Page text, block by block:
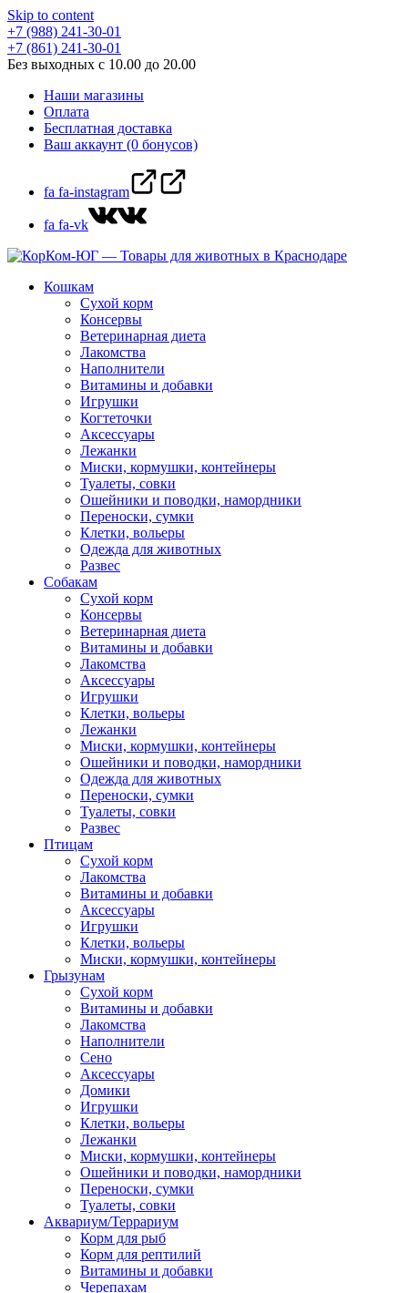
Skip to content
+7 (988) 241-30-01
+7 (861) 241-30-01
Без выходных с 10.00 до 20.00
Наши магазины
Оплата
Бесплатная доставка
Ваш аккаунт (0 бонусов)
fa fa-instagram
fa fa-vk
Кошкам
Сухой корм
Консервы
Ветеринарная диета
Лакомства
Наполнители
Витамины и добавки
Игрушки
Когтеточки
Аксессуары
Лежанки
Миски, кормушки, контейнеры
Туалеты, совки
Ошейники и поводки, намордники
Переноски, сумки
Клетки, вольеры
Одежда для животных
Развес
Собакам
Сухой корм
Консервы
Ветеринарная диета
Витамины и добавки
Лакомства
Аксессуары
Игрушки
Клетки, вольеры
Лежанки
Миски, кормушки, контейнеры
Ошейники и поводки, намордники
Одежда для животных
Переноски, сумки
Туалеты, совки
Развес
Птицам
Сухой корм
Лакомства
Витамины и добавки
Аксессуары
Игрушки
Клетки, вольеры
Миски, кормушки, контейнеры
Грызунам
Сухой корм
Витамины и добавки
Лакомства
Наполнители
Сено
Аксессуары
Домики
Игрушки
Клетки, вольеры
Лежанки
Миски, кормушки, контейнеры
Ошейники и поводки, намордники
Переноски, сумки
Туалеты, совки
Аквариум/Террариум
Корм для рыб
Корм для рептилий
Витамины и добавки
Черепахам